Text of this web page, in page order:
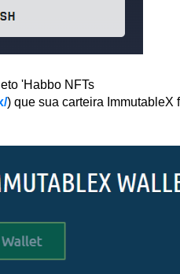
'Habbo NFTs
) que sua carteira ImmutableX